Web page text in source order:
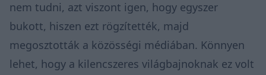
nem tudni, azt viszont igen, hogy egyszer
bukott, hiszen ezt rögzítették, majd
megosztották a közösségi médiában. Könnyen
lehet, hogy a kilencszeres világbajnoknak ez volt